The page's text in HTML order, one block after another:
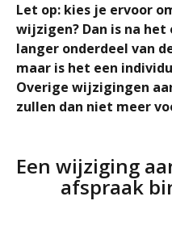
Let op: kies je ervoor
wijzigen? Dan is na
langer onderdeel van
maar is het een
Overige wijzigingen
zullen dan niet meer
Een wijziging
afspraak